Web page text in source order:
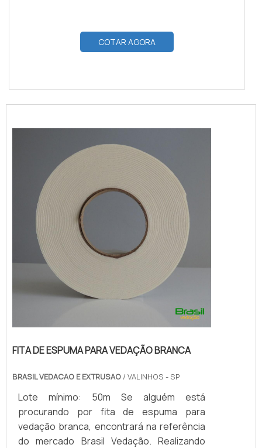
COTAR AGORA
FITA DE ESPUMA PARA VEDAÇÃO BRANCA
BRASIL VEDACAO E EXTRUSAO / VALINHOS - SP
Lote mínimo: 50m Se alguém está
procurando por fita de espuma para
vedação branca, encontrará na referência
do mercado Brasil Vedação. Realizando